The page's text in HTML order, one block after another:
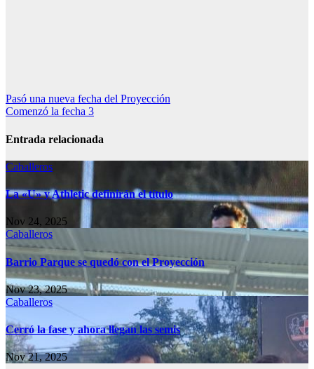
Navegación
de
entradas
Pasó una nueva fecha del Proyección
Comenzó la fecha 3
Entrada relacionada
Caballeros
La «U» y Athletic definirán el título
Nov 24, 2025
Caballeros
Barrio Parque se quedó con el Proyección
Nov 23, 2025
Caballeros
Cerró la fase y ahora llegan las semis
Nov 21, 2025